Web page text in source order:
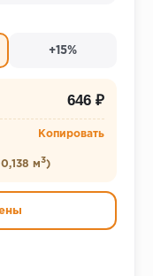
+15%
646 ₽
Копировать
м3)